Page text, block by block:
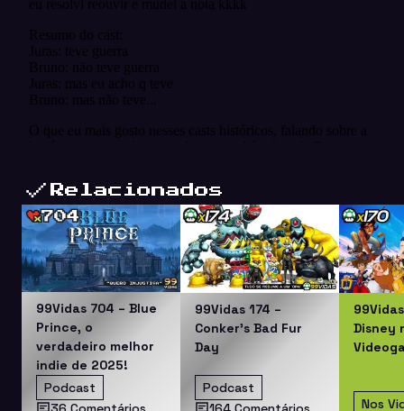
Relacionados
99Vidas 704 – Blue
Prince, o
verdadeiro melhor
indie de 2025!
Podcast
99Vidas 174 –
Conker’s Bad Fur
Day
Podcast
Disney
Nos